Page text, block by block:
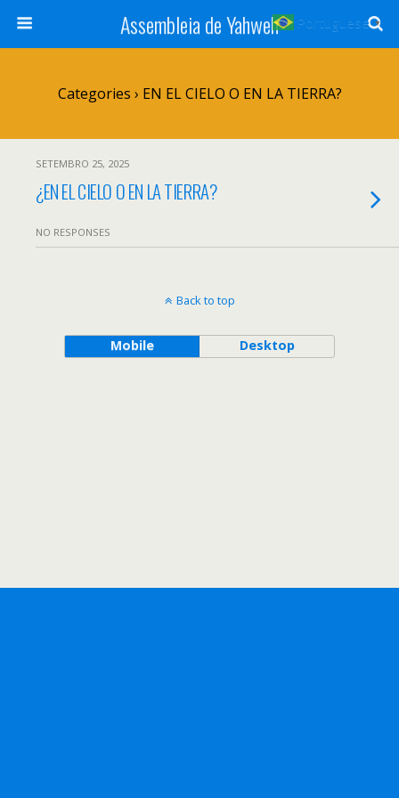
Assembleia de Yahweh
Categories › EN EL CIELO O EN LA TIERRA?
SETEMBRO 25, 2025
¿EN EL CIELO O EN LA TIERRA?
NO RESPONSES
Back to top
Mobile Desktop
Portuguese ▼